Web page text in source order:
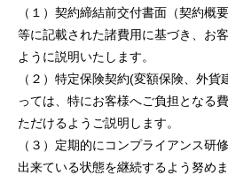
（１）契約締結前交付書面（契約概
等に記載された諸費用に基づき、お
ように説明いたします。
（２）特定保険契約(変額保険、外
っては、特にお客様へご負担となる
ただけるようご説明します。
（３）定期的にコンプライアンス研
出来ている状態を継続するよう努めま